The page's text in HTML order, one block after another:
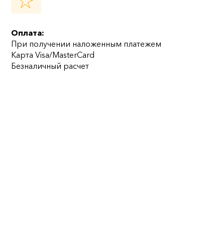
Оплата:
При получении наложенным платежем
Карта Visa/MasterCard
Безналичный расчет